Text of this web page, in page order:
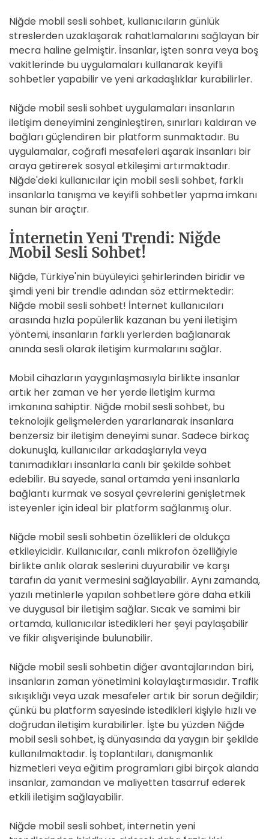
Niğde mobil sesli sohbet, kullanıcıların günlük
streslerden uzaklaşarak rahatlamalarını sağlayan bir
mecra haline gelmiştir. İnsanlar, işten sonra veya boş
vakitlerinde bu uygulamaları kullanarak keyifli
sohbetler yapabilir ve yeni arkadaşlıklar kurabilirler.
Niğde mobil sesli sohbet uygulamaları insanların
iletişim deneyimini zenginleştiren, sınırları kaldıran ve
bağları güçlendiren bir platform sunmaktadır. Bu
uygulamalar, coğrafi mesafeleri aşarak insanları bir
araya getirerek sosyal etkileşimi artırmaktadır.
Niğde'deki kullanıcılar için mobil sesli sohbet, farklı
insanlarla tanışma ve keyifli sohbetler yapma imkanı
sunan bir araçtır.
İnternetin Yeni Trendi: Niğde
Mobil Sesli Sohbet!
Niğde, Türkiye'nin büyüleyici şehirlerinden biridir ve
şimdi yeni bir trendle adından söz ettirmektedir:
Niğde mobil sesli sohbet! İnternet kullanıcıları
arasında hızla popülerlik kazanan bu yeni iletişim
yöntemi, insanların farklı yerlerden bağlanarak
anında sesli olarak iletişim kurmalarını sağlar.
Mobil cihazların yaygınlaşmasıyla birlikte insanlar
artık her zaman ve her yerde iletişim kurma
imkanına sahiptir. Niğde mobil sesli sohbet, bu
teknolojik gelişmelerden yararlanarak insanlara
benzersiz bir iletişim deneyimi sunar. Sadece birkaç
dokunuşla, kullanıcılar arkadaşlarıyla veya
tanımadıkları insanlarla canlı bir şekilde sohbet
edebilir. Bu sayede, sanal ortamda yeni insanlarla
bağlantı kurmak ve sosyal çevrelerini genişletmek
isteyenler için ideal bir platform sağlanmış olur.
Niğde mobil sesli sohbetin özellikleri de oldukça
etkileyicidir. Kullanıcılar, canlı mikrofon özelliğiyle
birlikte anlık olarak seslerini duyurabilir ve karşı
tarafın da yanıt vermesini sağlayabilir. Aynı zamanda,
yazılı metinlerle yapılan sohbetlere göre daha etkili
ve duygusal bir iletişim sağlar. Sıcak ve samimi bir
ortamda, kullanıcılar istedikleri her şeyi paylaşabilir
ve fikir alışverişinde bulunabilir.
Niğde mobil sesli sohbetin diğer avantajlarından biri,
insanların zaman yönetimini kolaylaştırmasıdır. Trafik
sıkışıklığı veya uzak mesafeler artık bir sorun değildir;
çünkü bu platform sayesinde istedikleri kişiyle hızlı ve
doğrudan iletişim kurabilirler. İşte bu yüzden Niğde
mobil sesli sohbet, iş dünyasında da yaygın bir şekilde
kullanılmaktadır. İş toplantıları, danışmanlık
hizmetleri veya eğitim programları gibi birçok alanda
insanlar, zamandan ve maliyetten tasarruf ederek
etkili iletişim sağlayabilir.
Niğde mobil sesli sohbet, internetin yeni